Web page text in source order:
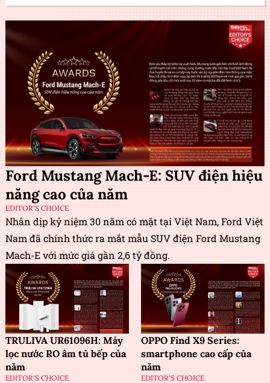
Ford Mustang Mach-E: SUV điện hiệu
năng cao của năm
EDITOR'S CHOICE
Nhân dịp kỷ niệm 30 năm có mặt tại Việt Nam, Ford Việt
Nam đã chính thức ra mắt mẫu SUV điện Ford Mustang
Mach-E với mức giá gần 2,6 tỷ đồng.
TRULIVA UR61096H: Máy
lọc nước RO âm tủ bếp của
năm
EDITOR'S CHOICE
OPPO Find X9 Series:
smartphone cao cấp của
năm
EDITOR'S CHOICE